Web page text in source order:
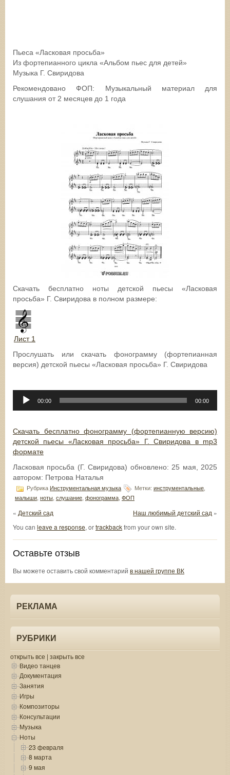
Пьеса «Ласковая просьба»
Из фортепианного цикла «Альбом пьес для детей»
Музыка Г. Свиридова
Рекомендовано ФОП: Музыкальный материал для
слушания от 2 месяцев до 1 года
Скачать бесплатно ноты детской пьесы «Ласковая
просьба» Г. Свиридова в полном размере:
Лист 1
Прослушать или скачать фонограмму (фортепианная
версия) детской пьесы «Ласковая просьба» Г. Свиридова
Аудиоплеер
00:00 00:00
Скачать бесплатно фонограмму (фортепианную версию)
детской пьесы «Ласковая просьба» Г. Свиридова в mp3
формате
Ласковая просьба (Г. Свиридова) обновлено: 25 мая, 2025
автором: Петрова Наталья
Рубрика Инструментальная музыка Метки: инструментальные
малыши ноты слушание фонограмма ФОП
« Детский сад Наш любимый детский сад »
You can leave a response, ortrackbackfrom your own site.
Оставьте отзыв
Вы можете оставить свой комментарий в нашей группе ВК
РЕКЛАМА
РУБРИКИ
открыть все | закрыть все
Видео танцев
Документация
Занятия
Игры
Композиторы
Консультации
Музыка
Ноты
23 февраля
8 марта
9 мая